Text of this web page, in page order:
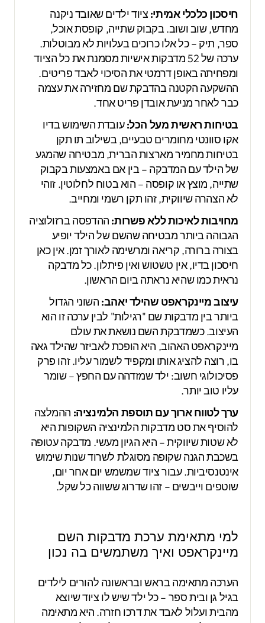
חיסכון כלכלי אמיתי:ציוד ילדים שאובד ניקנה
מחדש, שוב ושוב. בקבוק שתייה, קופסת אוכל,
ספר, תיק – כל אלו כרוכים בעלויות לא מבוטלות.
ערכה של 52 מדבקות אישיות מסמנת את כל הציוד
ומפחיתה באופן דרמטי את הסיכוי לאבד פריטים.
ההשקעה הקטנה בהדבקת שם מחזירה את עצמה
כבר לאחר מניעת אובדן פריט אחד.
בטיחות ראשית מעל הכל:עובדת השימוש בדיו
אקו סוונטי מחומרים טבעיים, בשילוב תו תקן
בטיחות מחמיר מארצות הברית, מבטיחה שהמגע
של הילד עם המדבקה – בין אם באמצעות בקבוק
שתייה, מוצץ או קופסה – הוא בטוח לחלוטין. זוהי
לא הצהרה שיווקית, זהו תקן רשמי ומחייב.
מחויבות לאיכות ללא פשרות:ההדפסה ברזולוציה
הגבוהה ביותר מבטיחה שהשם של הילד יופיע
בצורה ברורה, קריאה ומרשימה לאורך זמן. אין כאן
חיסכון בדיו, אין טשטוש ואין פיתלון. כל מדבקה
נראית כמו שהיא נראתה ביום הראשון.
עיצוב מיינקראפט שהילד יאהב:השוני הגדול
ביותר בין מדבקות שם "רגילות" לבין ערכה זו הוא
העיצוב. כשמדבקת השם נושאת את עולם
מיינקראפט האהוב, היא הופכת לאביזר שהילד גאה
בו, רוצה להציג אותו ומקפיד לשמור עליו. זהו פרק
פסיכולוגי חשוב: ילד שמזדהה עם החפץ – שומר
עליו טוב יותר.
ערך לטווח ארוך עם תוספת הלמינציה:ההמלצה
להוסיף את סט מדבקות הלמינציה השקופות היא
לא שטות שיווקית – היא הגיון מעשי. מדבקה עטופה
בשכבת הגנה שקופה מסוגלת לשרוד שנות שימוש
אינטנסיביות. עבור ציוד שמשמש יום אחר יום,
שוטפים וייבשים – זהו שדרוג ששווה כל שקל.
למי מתאימת ערכת מדבקות השם
מיינקראפט ואיך משתמשים בה נכון
הערכה מתאימה בראש ובראשונה להורים לילדים
בגיל גן ובית ספר – כל ילד שיש לו ציוד שיוצא
מהבית ועלול לאבד את דרכו חזרה. היא מתאימה